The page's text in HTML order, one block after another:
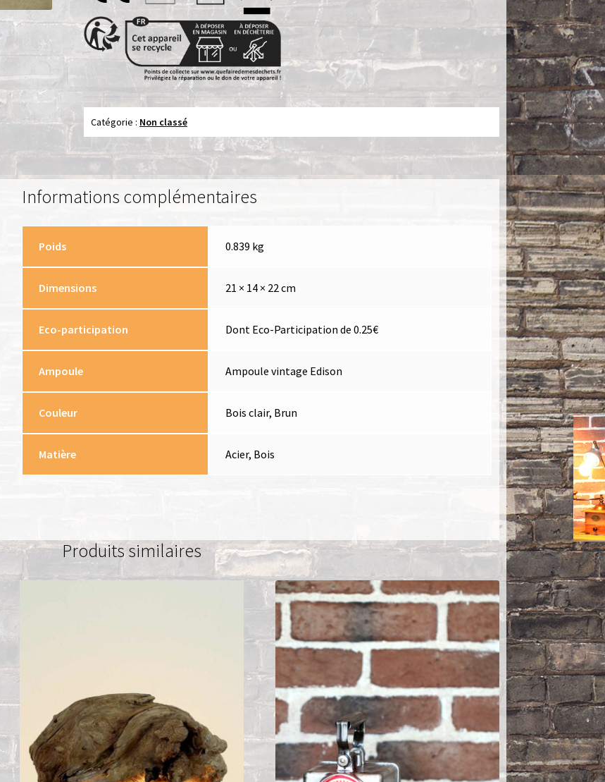
Catégorie : Non classé
Informations complémentaires
Poids 0.839 kg
Dimensions 21 × 14 × 22 cm
Eco-participation Dont Eco-Participation de 0.25€
Ampoule Ampoule vintage Edison
Couleur Bois clair, Brun
Matière Acier, Bois
Produits similaires